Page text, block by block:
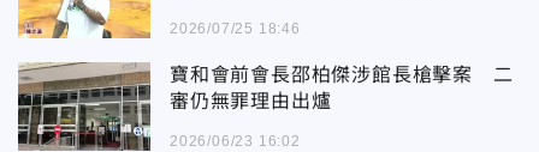
2026/07/25 18:46
寶和會前會長邵柏傑涉館長槍擊案 二
審仍無罪理由出爐
2026/06/23 16:02